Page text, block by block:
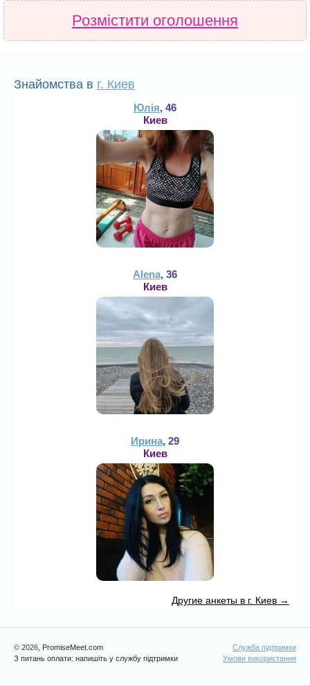
Розмістити оголошення
Знайомства в г. Киев
Юлія, 46
Киев
Alena, 36
Киев
Ирина, 29
Киев
Другие анкеты в г. Киев →
Служба підтримки
Умови використання
© 2026 , PromiseMeet.com
З питань оплати: напишіть у службу підтримки